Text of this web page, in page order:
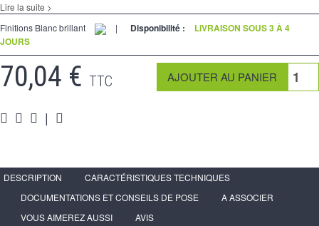
Multimedia
Accessoires
Pièces
Lire la suite >
Finitions Blanc brillant
| Disponibilité :
LIVRAISON SOUS 3 À 4
JOURS
70,04 € TTC
|
DESCRIPTION
CARACTÉRISTIQUES TECHNIQUES
DOCUMENTATIONS ET CONSEILS DE POSE
A ASSOCIER
VOUS AIMEREZ AUSSI
AVIS